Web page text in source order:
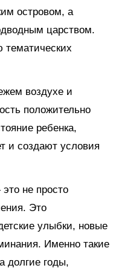
островом, а
царством.
воздухе и
положительно
ребенка,
и создают условия
не просто
Это
улыбки, новые
Именно такие
долгие годы,